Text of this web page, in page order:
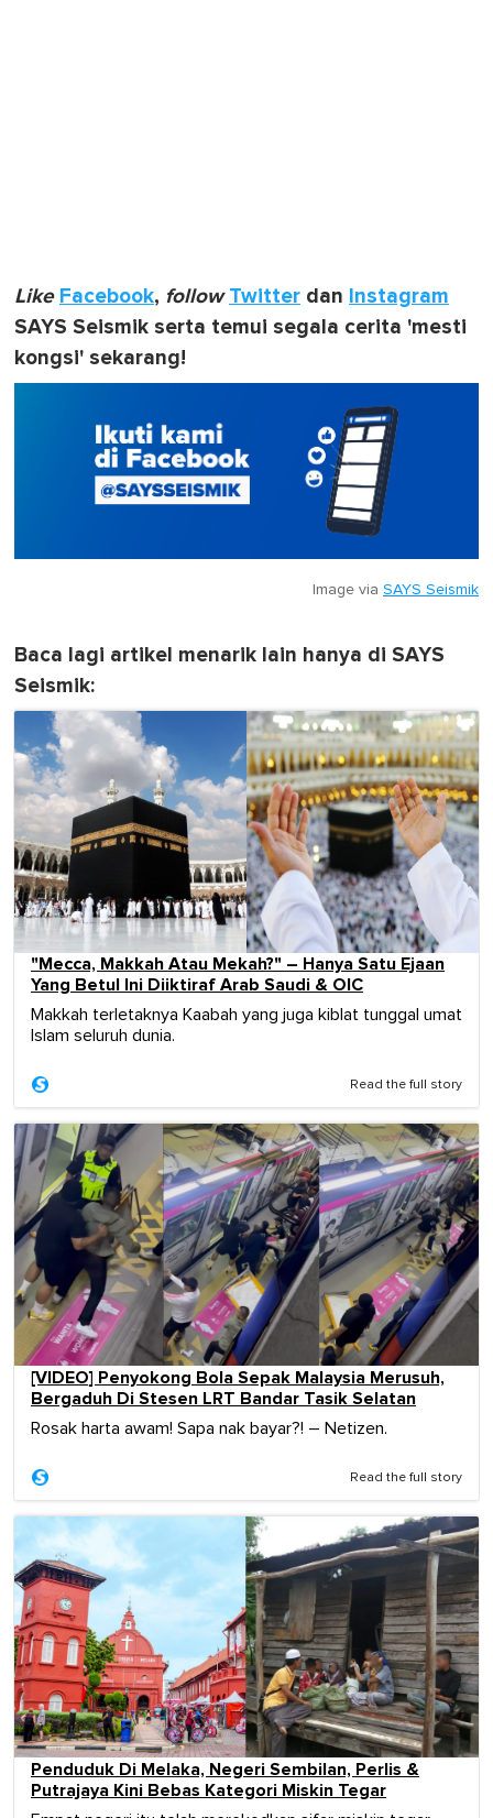
Like Facebook, follow Twitter dan Instagram
SAYS Seismik serta temui segala cerita 'mesti
kongsi' sekarang!
Image via SAYS Seismik
Baca lagi artikel menarik lain hanya di SAYS
Seismik:
"Mecca, Makkah Atau Mekah?" – Hanya Satu Ejaan
Yang Betul Ini Diiktiraf Arab Saudi & OIC
Makkah terletaknya Kaabah yang juga kiblat tunggal umat
Islam seluruh dunia.
Read the full story
[VIDEO] Penyokong Bola Sepak Malaysia Merusuh,
Bergaduh Di Stesen LRT Bandar Tasik Selatan
Rosak harta awam! Sapa nak bayar?! – Netizen.
Read the full story
Penduduk Di Melaka, Negeri Sembilan, Perlis &
Putrajaya Kini Bebas Kategori Miskin Tegar